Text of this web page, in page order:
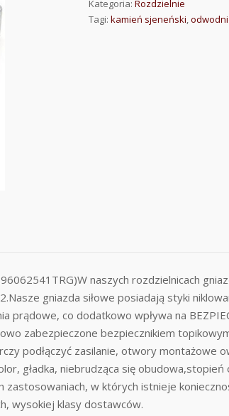
Kategoria:Rozdzielnie
Tagi:kamień sjeneński,
naszych rozdzielnicach
gniazda siłowe posiadają styki
co dodatkowo wpływa na
zabezpieczone bezpiecznikiem
podłączyć zasilanie, otwory montażowe
gładka, niebrudząca się
w których istnieje
wysokiej klasy dostawców.